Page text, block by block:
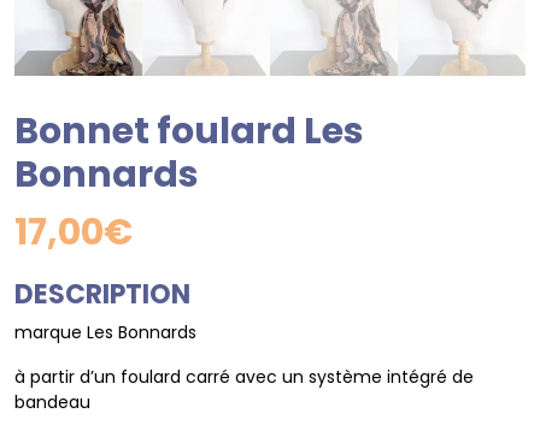
Bonnet foulard Les
Bonnards
17,00€
DESCRIPTION
marque Les Bonnards
à partir d’un foulard carré avec un système intégré de
bandeau